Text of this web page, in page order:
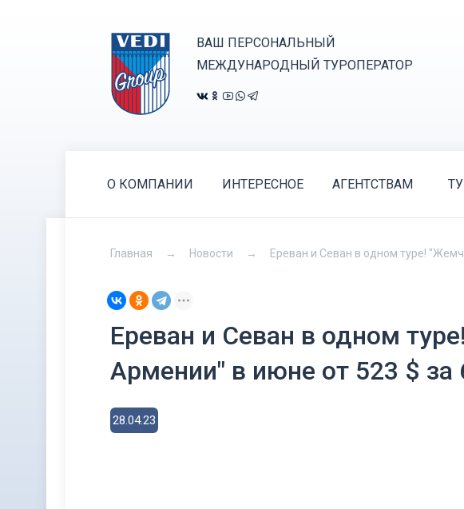
ВАШ ПЕРСОНАЛЬНЫЙ
МЕЖДУНАРОДНЫЙ ТУРОПЕРАТОР
О КОМПАНИИ ИНТЕРЕСНОЕ АГЕНТСТВАМ
Главная Новости Ереван и Севан в одном туре!
Ереван и Севан в одном
Армении" в июне от 523 $ за
28.04.23